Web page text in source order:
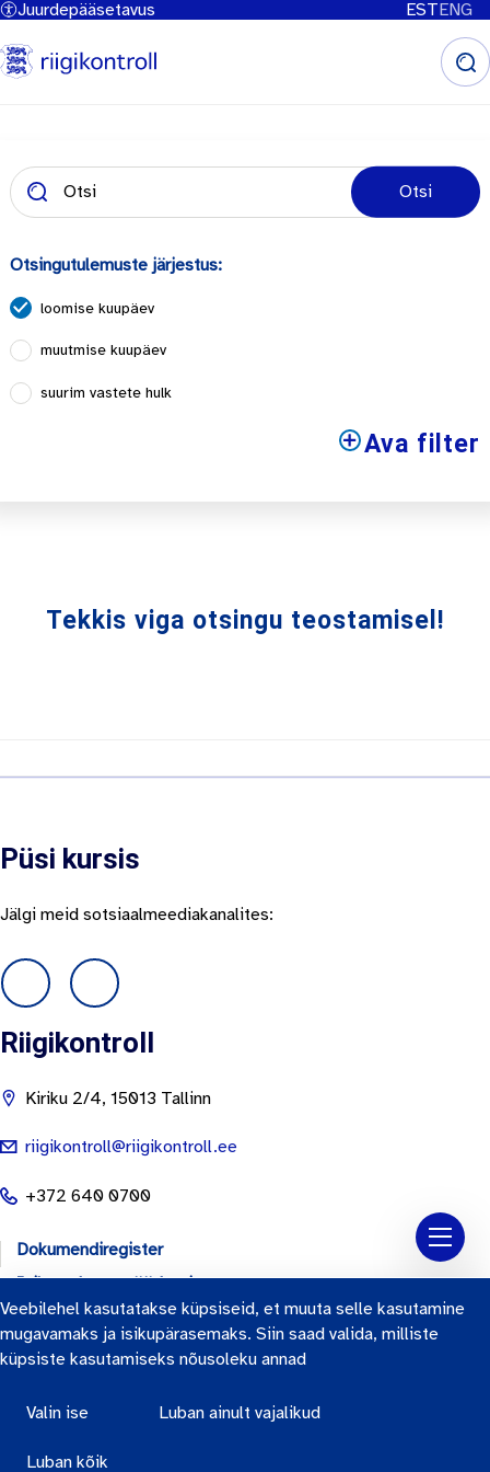
Veebilehel kasutatakse küpsiseid, et muuta selle kasutamine
mugavamaks ja isikupärasemaks. Siin saad valida, milliste
küpsiste kasutamiseks nõusoleku annad
Valin ise Luban ainult vajalikud
Luban kõik
Liigu
põhisisu
juurde
Juurdepääsetavus ESTENG
Otsi
Otsingutulemuste järjestus:
loomise kuupäev
muutmise kuupäev
suurim vastete hulk
Ava filter
Tekkis viga otsingu teostamisel!
Püsi kursis
Jälgi meid sotsiaalmeediakanalites:
Riigikontroll
Kiriku 2/4, 15013 Tallinn
riigikontroll@riigikontroll.ee
+372 640 0700
Dokumendiregister
Isikuandmete töötlemine
Küpsised
Ligipääsetavuse teatis